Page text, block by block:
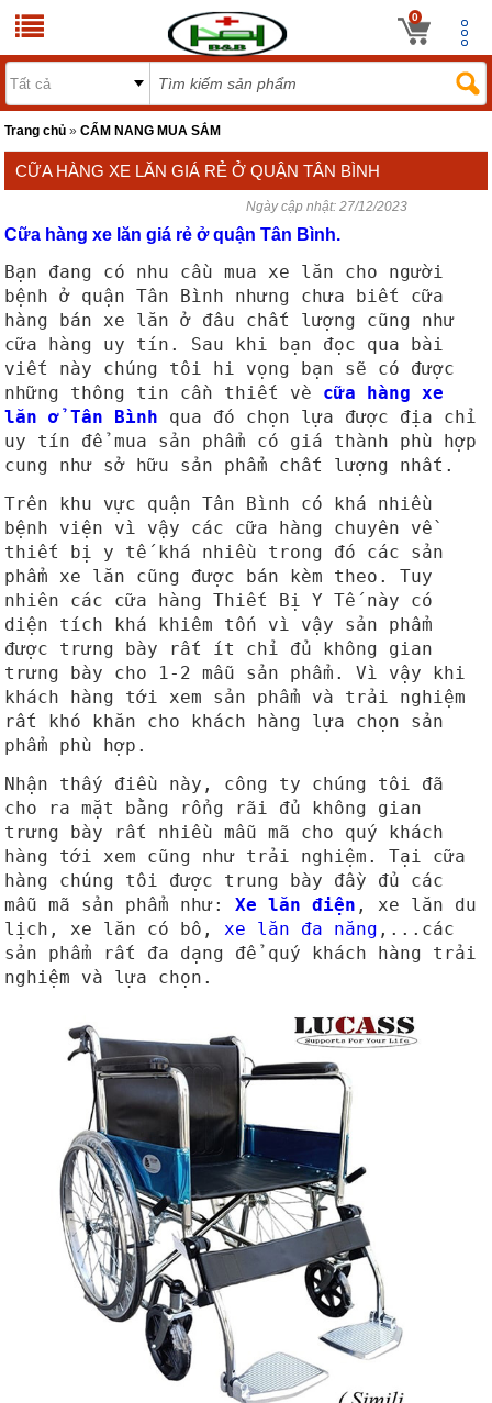
0
Trang chủ »CẨM NANG MUA SẮM
CỮA HÀNG XE LĂN GIÁ RẺ Ở QUẬN TÂN BÌNH
Ngày cập nhật: 27/12/2023
Cữa hàng xe lăn giá rẻ ở quận Tân Bình.
Bạn đang có nhu cầu mua xe lăn cho người
bệnh ở quận Tân Bình nhưng chưa biết cữa
hàng bán xe lăn ở đâu chất lượng cũng như
cữa hàng uy tín. Sau khi bạn đọc qua bài
viết này chúng tôi hi vọng bạn sẽ có được
những thông tin cần thiết vè cữa hàng xe
lăn ở Tân Bình qua đó chọn lựa được địa chỉ
uy tín để mua sản phẩm có giá thành phù hợp
cung như sở hữu sản phẩm chất lượng nhất.
Trên khu vực quận Tân Bình có khá nhiều
bệnh viện vì vậy các cữa hàng chuyên về
thiết bị y tế khá nhiều trong đó các sản
phẩm xe lăn cũng được bán kèm theo. Tuy
nhiên các cữa hàng Thiết Bị Y Tế này có
diện tích khá khiêm tốn vì vậy sản phẩm
được trưng bày rất ít chỉ đủ không gian
trưng bày cho 1-2 mẫu sản phẩm. Vì vậy khi
khách hàng tới xem sản phẩm và trải nghiệm
rất khó khăn cho khách hàng lựa chọn sản
phẩm phù hợp.
Nhận thấy điều này, công ty chúng tôi đã
cho ra mặt bằng rổng rãi đủ không gian
trưng bày rất nhiều mẫu mã cho quý khách
hàng tới xem cũng như trải nghiệm. Tại cữa
hàng chúng tôi được trung bày đầy đủ các
mẫu mã sản phẩm như:Xe lăn điện , xe lăn du
lịch, xe lăn có bô,xe lăn đa năng ,...các
sản phẩm rất đa dạng để quý khách hàng trải
nghiệm và lựa chọn.